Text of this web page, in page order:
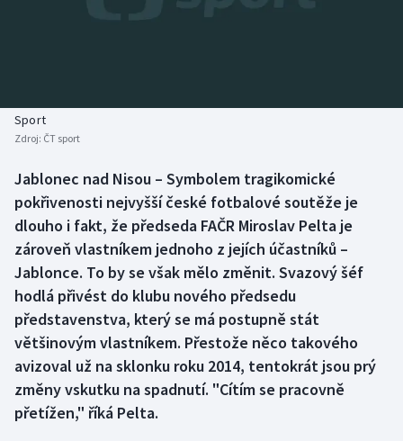
Boby a skeleton
Box
Curling
Dostihy
Florbal
Futsal
Golf
AZ kvíz
Sport
Zdroj: ČT sport
Jablonec nad Nisou – Symbolem tragikomické
pokřivenosti nejvyšší české fotbalové soutěže je
dlouho i fakt, že předseda FAČR Miroslav Pelta je
zároveň vlastníkem jednoho z jejích účastníků –
Jablonce. To by se však mělo změnit. Svazový šéf
hodlá přivést do klubu nového předsedu
představenstva, který se má postupně stát
většinovým vlastníkem. Přestože něco takového
avizoval už na sklonku roku 2014, tentokrát jsou prý
změny vskutku na spadnutí. "Cítím se pracovně
přetížen," říká Pelta.